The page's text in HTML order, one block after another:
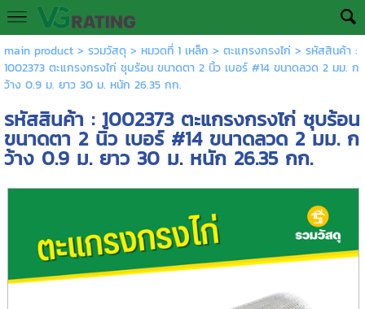
main product> รวมวัสดุ > หมวดที่ 1 เหล็ก > ตะแกรงกรงไก่ > รหัสสินค้า :
1002373 ตะแกรงกรงไก่ ชุบร้อน ขนาดตา 2 นิ้ว เบอร์ #14 ขนาดลวด 2 มม. ก
ว้าง 0.9 ม. ยาว 30 ม. หนัก 26.35 กก.
รหัสสินค้า : 1002373 ตะแกรงกรงไก่ ชุบร้อน
ขนาดตา 2 นิ้ว เบอร์ #14 ขนาดลวด 2 มม. ก
ว้าง 0.9 ม. ยาว 30 ม. หนัก 26.35 กก.